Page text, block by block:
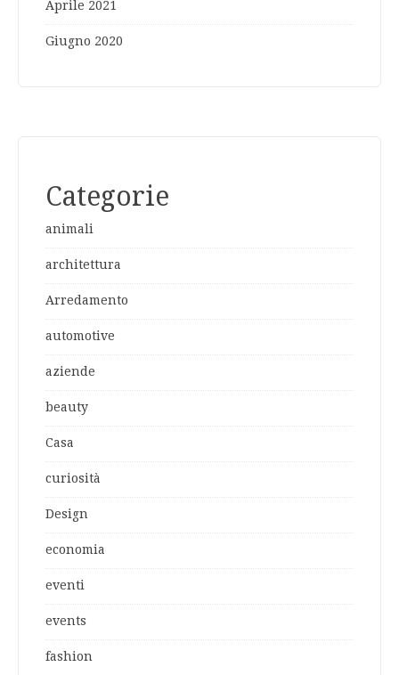
Aprile 2021
Giugno 2020
Categorie
animali
architettura
Arredamento
automotive
aziende
beauty
Casa
curiosità
Design
economia
eventi
events
fashion